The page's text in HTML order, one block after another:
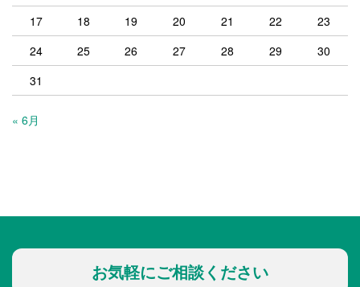
17
18 19 20 21 22
23
24
25 26 27 28 29
30
31
« 6月
お気軽にご相談ください